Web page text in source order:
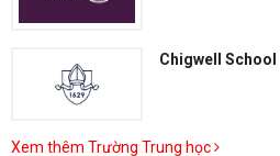
Chigwell School
Xem thêm Trường Trung học